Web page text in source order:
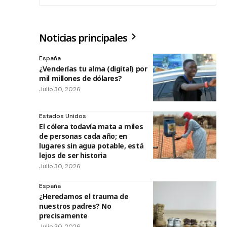
Noticias principales
España
¿Venderías tu alma (digital) por
mil millones de dólares?
Julio 30, 2026
Estados Unidos
El cólera todavía mata a miles
de personas cada año; en
lugares sin agua potable, está
lejos de ser historia
Julio 30, 2026
España
¿Heredamos el trauma de
nuestros padres? No
precisamente